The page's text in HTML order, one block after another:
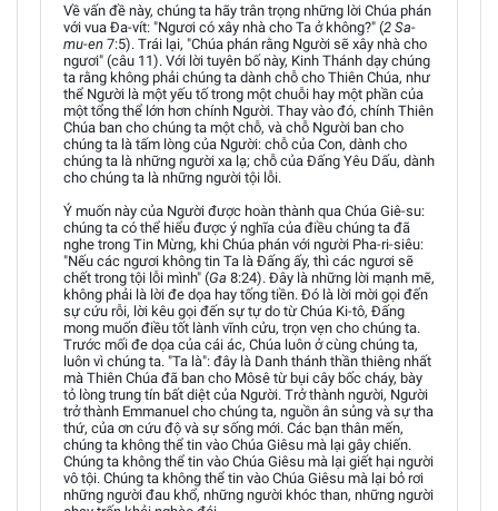
Về vấn đề này, chúng ta hãy trân trọng những lời Chúa phán
với vua Đa-vít: "Ngươi có xây nhà cho Ta ở không?" (2 Sa-
mu-en 7:5). Trái lại, "Chúa phán rằng Người sẽ xây nhà cho
ngươi" (câu 11). Với lời tuyên bố này, Kinh Thánh dạy chúng
ta rằng không phải chúng ta dành chỗ cho Thiên Chúa, như
thể Người là một yếu tố trong một chuỗi hay một phần của
một tổng thể lớn hơn chính Người. Thay vào đó, chính Thiên
Chúa ban cho chúng ta một chỗ, và chỗ Người ban cho
chúng ta là tấm lòng của Người: chỗ của Con, dành cho
chúng ta là những người xa lạ; chỗ của Đấng Yêu Dấu, dành
cho chúng ta là những người tội lỗi.
Ý muốn này của Người được hoàn thành qua Chúa Giê-su:
chúng ta có thể hiểu được ý nghĩa của điều chúng ta đã
nghe trong Tin Mừng, khi Chúa phán với người Pha-ri-siêu:
"Nếu các ngươi không tin Ta là Đấng ấy, thì các ngươi sẽ
chết trong tội lỗi mình" (Ga 8:24). Đây là những lời mạnh mẽ,
không phải là lời đe dọa hay tống tiền. Đó là lời mời gọi đến
sự cứu rỗi, lời kêu gọi đến sự tự do từ Chúa Ki-tô, Đấng
mong muốn điều tốt lành vĩnh cửu, trọn vẹn cho chúng ta.
Trước mối đe dọa của cái ác, Chúa luôn ở cùng chúng ta,
luôn vì chúng ta. "Ta là": đây là Danh thánh thần thiêng nhất
mà Thiên Chúa đã ban cho Môsê từ bụi cây bốc cháy, bày
tỏ lòng trung tín bất diệt của Người. Trở thành người, Người
trở thành Emmanuel cho chúng ta, nguồn ân sủng và sự tha
thứ, của ơn cứu độ và sự sống mới. Các bạn thân mến,
chúng ta không thể tin vào Chúa Giêsu mà lại gây chiến.
Chúng ta không thể tin vào Chúa Giêsu mà lại giết hại người
vô tội. Chúng ta không thể tin vào Chúa Giêsu mà lại bỏ rơi
những người đau khổ, những người khóc than, những người